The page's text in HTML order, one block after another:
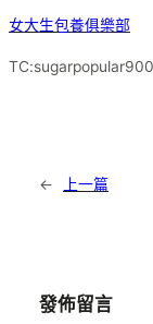
女大生包養俱樂部
TC:sugarpopular900
← 上一篇
發佈留言